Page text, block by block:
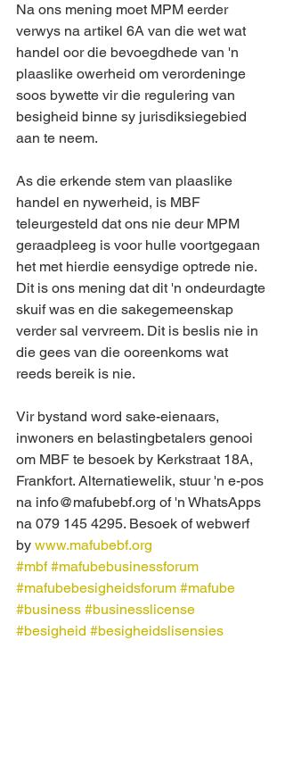
Na ons mening moet MPM eerder
verwys na artikel 6A van die wet wat
handel oor die bevoegdhede van 'n
plaaslike owerheid om verordeninge
soos bywette vir die regulering van
besigheid binne sy jurisdiksiegebied
aan te neem.
As die erkende stem van plaaslike
handel en nywerheid, is MBF
teleurgesteld dat ons nie deur MPM
geraadpleeg is voor hulle voortgegaan
het met hierdie eensydige optrede nie.
Dit is ons mening dat dit 'n ondeurdagte
skuif was en die sakegemeenskap
verder sal vervreem. Dit is beslis nie in
die gees van die ooreenkoms wat
reeds bereik is nie.
Vir bystand word sake-eienaars,
inwoners en belastingbetalers genooi
om MBF te besoek by Kerkstraat 18A,
Frankfort. Alternatiewelik, stuur 'n e-pos
na info@mafubebf.org of 'n WhatsApps
na 079 145 4295. Besoek of webwerf
by www.mafubebf.org
#mbf #mafubebusinessforum
#mafubebesigheidsforum #mafube
#business #businesslicense
#besigheid #besigheidslisensies